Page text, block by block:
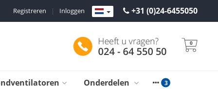
+31 (0)24-6455050
Inloggen
|
Registreren
0
Onderdelen